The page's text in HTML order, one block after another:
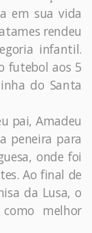
em sua vida
rendeu
infantil.
futebol aos 5
do Santa
pai, Amadeu
peneira para
onde foi
Ao final de
da Lusa, o
melhor